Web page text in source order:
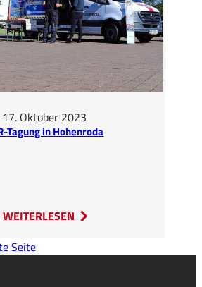
Kamingespräch
17. Oktober 2023
Tagung in Hohenroda
WEITERLESEN
:
Seite